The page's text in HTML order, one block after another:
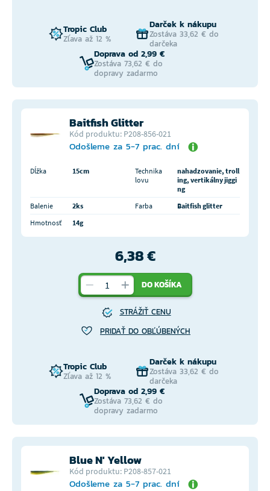
Tropic Club
Zľava až 12 %
Darček k nákupu
Zostáva 33,62 € do
darčeka
Doprava od 2,99 €
Zostáva 73,62 € do
dopravy zadarmo
Baitfish Glitter
Kód produktu: P208-856-021
Odošleme za 5-7 prac. dní
Dĺžka 15cm
Technika
lovu
nahadzovanie, troll
ing, vertikálny jiggi
ng
Balenie
2ks Farba
Baitfish glitter
Hmotnosť
14g
6,38 €
DO KOŠÍKA
STRÁŽIŤ CENU
PRIDAŤ DO OBĽÚBENÝCH
Tropic Club
Zľava až 12 %
Darček k nákupu
Zostáva 33,62 € do
darčeka
Doprava od 2,99 €
Zostáva 73,62 € do
dopravy zadarmo
Blue N' Yellow
Kód produktu: P208-857-021
Odošleme za 5-7 prac. dní